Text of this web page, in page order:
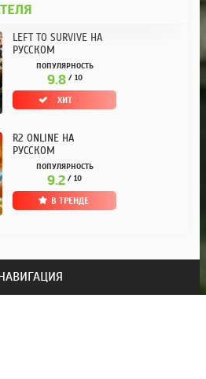
LEFT TO SURVIVE НА
РУССКОМ
ПОПУЛЯРНОСТЬ
9.8 / 10
ХИТ
R2 ONLINE НА
РУССКОМ
ПОПУЛЯРНОСТЬ
9.2 / 10
В ТРЕНДЕ
связь